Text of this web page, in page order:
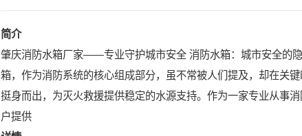
简介
肇庆消防水箱厂家——专业守护城市安全 消防水箱：城市安全的
箱，作为消防系统的核心组成部分，虽不常被人们提及，却在关
挺身而出，为灭火救援提供稳定的水源支持。作为一家专业从事
户提供